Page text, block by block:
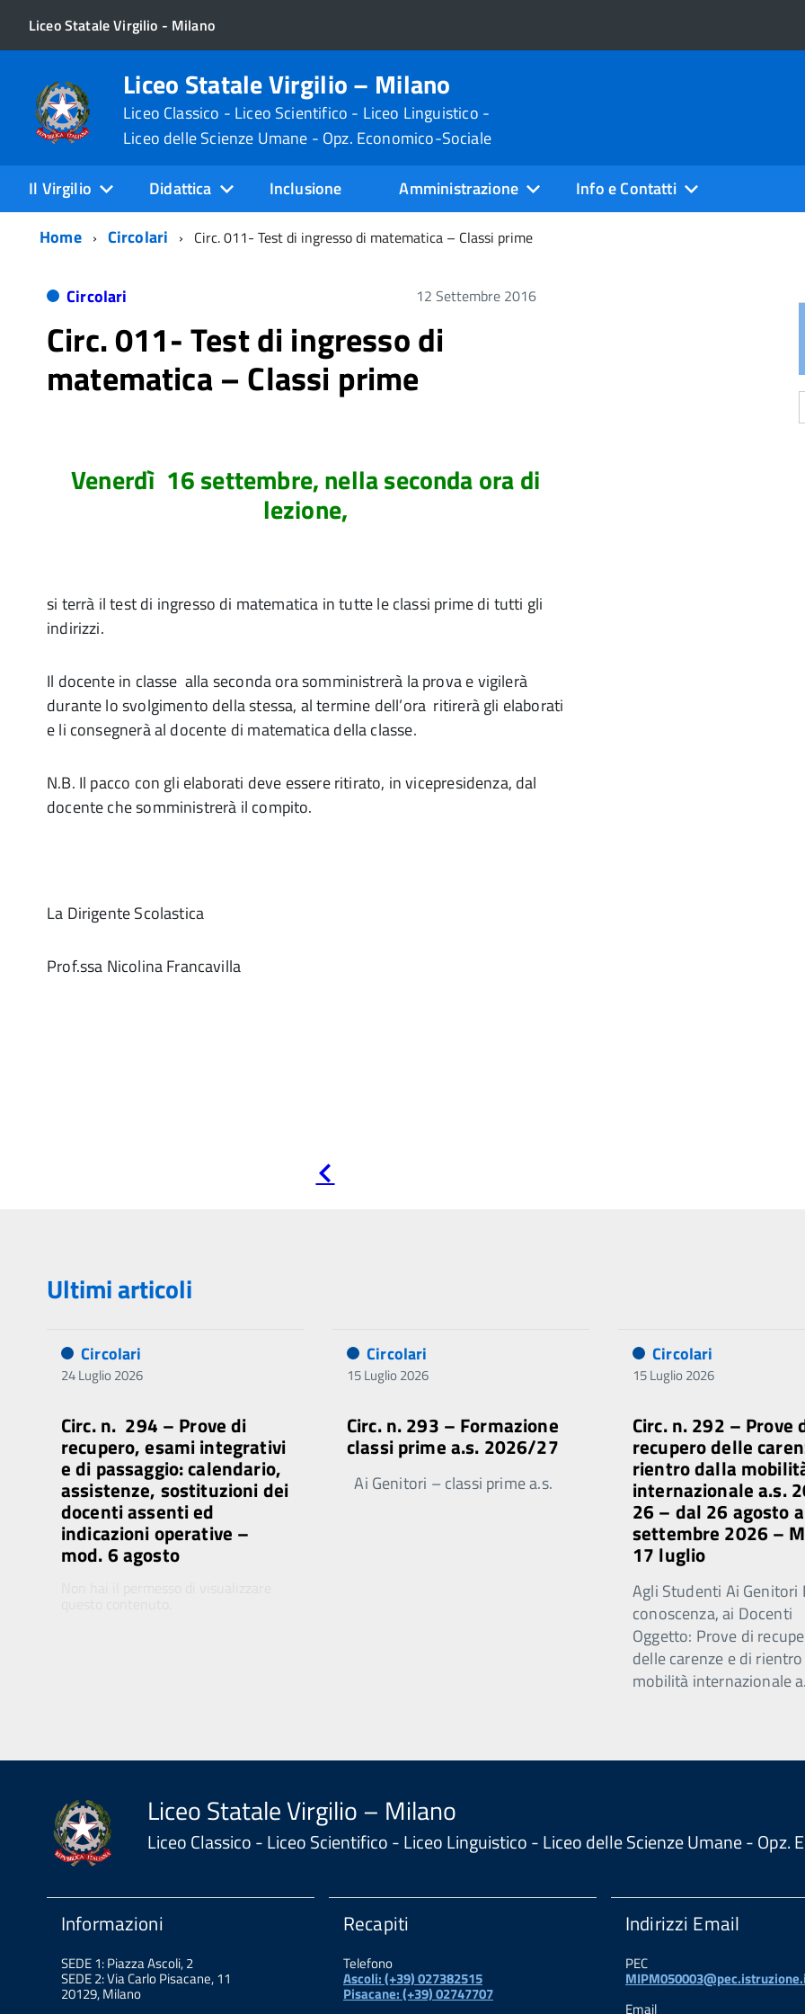
Liceo Statale Virgilio - Milano
Liceo Statale Virgilio – Milano
Liceo Classico - Liceo Scientifico - Liceo Linguistico -
Liceo delle Scienze Umane - Opz. Economico-Sociale
Il Virgilio Didattica Inclusione Amministrazione
Info e Contatti
Home
Circolari Circ. 011- Test di ingresso di matematica – Classi prime
Circolari 12 Settembre 2016
Circ. 011- Test di ingresso di
matematica – Classi prime
Venerdì 16 settembre,nella seconda ora di
lezione,
si terrà il test di ingresso di matematica in tutte le classi prime di tutti gli
indirizzi.
Il docente in classe alla seconda ora somministrerà la prova e vigilerà
durante lo svolgimento della stessa, al termine dell’ora ritirerà gli elaborati
e li consegnerà al docente di matematica della classe.
N.B. Il pacco con gli elaborati deve essere ritirato, in vicepresidenza, dal
docente che somministrerà il compito.
La Dirigente Scolastica
Prof.ssa Nicolina Francavilla
precedente
Ultimi articoli
Circolari
24 Luglio 2026
Circ. n. 294 – Prove di
recupero, esami integrativi
e di passaggio: calendario,
assistenze, sostituzioni dei
docenti assenti ed
indicazioni operative –
mod. 6 agosto
Circolari
15 Luglio 2026
Circ. n. 293 – Formazione
classi prime a.s. 2026/27
Ai Genitori – classi prime a.s.
Circolari
15 Luglio 2026
Circ. n. 292 – Prove
recupero delle
rientro dalla
internazionale a.s.
26 – dal 26 agosto
settembre 2026 –
17 luglio
Agli Studenti Ai Genitori
conoscenza, ai Docenti
Oggetto: Prove di
delle carenze e di
mobilità internazionale a.
Liceo Statale Virgilio – Milano
Liceo Classico - Liceo Scientifico - Liceo Linguistico - Liceo delle Scienze Umane - Opz.
Informazioni
SEDE 1: Piazza Ascoli, 2
SEDE 2: Via Carlo Pisacane, 11
20129, Milano
Recapiti
Telefono
Ascoli: (+39) 027382515
Pisacane: (+39) 02747707
Indirizzi Email
PEC
Email